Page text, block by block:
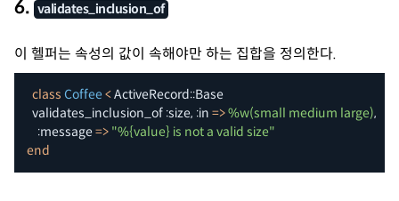
6. validates_inclusion_of
이 헬퍼는 속성의 값이 속해야만 하는 집합을 정의한다.
class Coffee< ActiveRecord::Base
  validates_inclusion_of
:size, :in =>%w(small medium large),
:message=> "%{value} is not a valid size"
end